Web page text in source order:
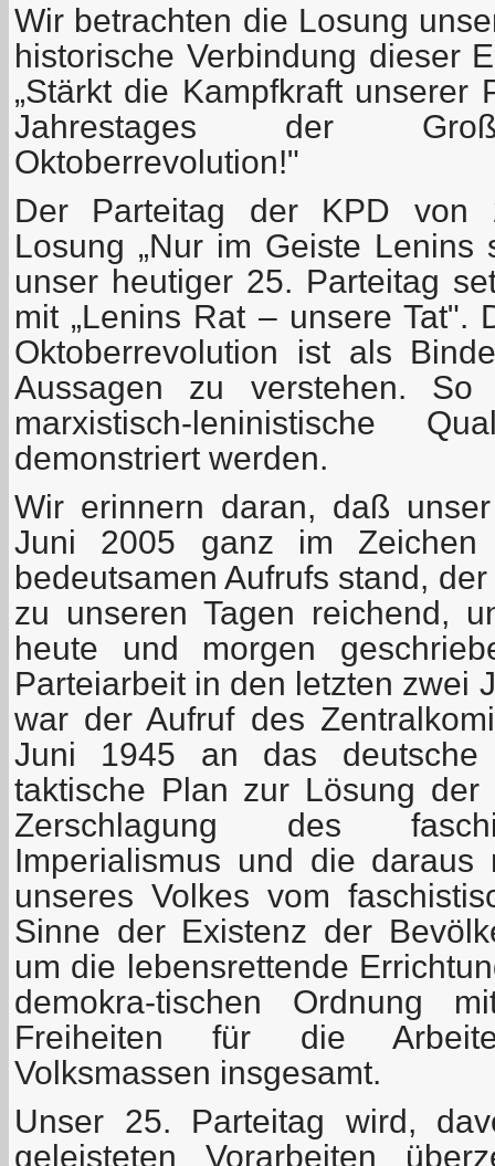
Wir betrachten die Losung
historische Verbindung dieser
„Stärkt die Kampfkraft unserer
Jahrestages der
Oktoberrevolution!"
Der Parteitag der KPD von
Losung „Nur im Geiste
unser heutiger 25. Parteitag
mit „Lenins Rat – unsere Tat".
Oktoberrevolution ist als
Aussagen zu verstehen.
marxistisch-leninistische
demonstriert werden.
Wir erinnern daran, daß
Juni 2005 ganz im Zeichen
bedeutsamen Aufrufs stand,
zu unseren Tagen reichend,
heute und morgen
Parteiarbeit in den letzten zwei
war der Aufruf des
Juni 1945 an das deutsche
taktische Plan zur Lösung der
Zerschlagung des
Imperialismus und die daraus
unseres Volkes vom
Sinne der Existenz der
um die lebensrettende
demokra-tischen Ordnung
Freiheiten für die
Volksmassen insgesamt.
Unser 25. Parteitag wird,
geleisteten Vorarbeiten